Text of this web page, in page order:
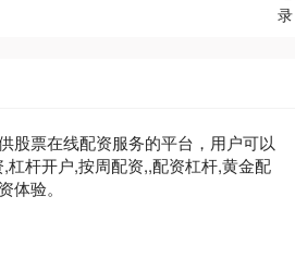
录
股票在线配资服务的平台，用户可以
杠杆开户,按周配资,,配资杠杆,黄金配
体验。